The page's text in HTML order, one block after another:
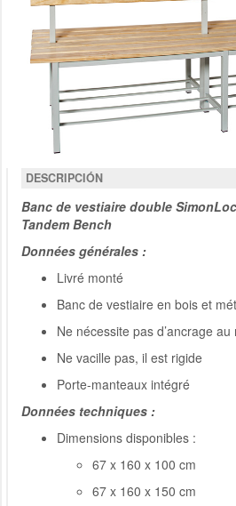
DESCRIPCIÓN
Banc de vestiaire double
Tandem Bench
Données générales :
Livré monté
Banc de vestiaire en bois et
Ne nécessite pas d’ancrage au
Ne vacille pas, il est rigide
Porte-manteaux intégré
Données techniques :
Dimensions disponibles :
67 x 160 x 100 cm
67 x 160 x 150 cm